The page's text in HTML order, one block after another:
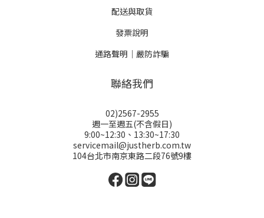
配送與取貨
發票說明
通路聲明｜嚴防詐騙
聯絡我們
02)2567-2955
週一至週五(不含假日)
9:00~12:30、13:30~17:30
servicemail@justherb.com.tw
104台北市南京東路二段76號9樓